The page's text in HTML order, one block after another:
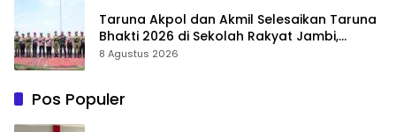
Taruna Akpol dan Akmil Selesaikan Taruna
Bhakti 2026 di Sekolah Rakyat Jambi,
Kegiatan Berlangsung Aman dan Lancar
8 Agustus 2026
Pos Populer